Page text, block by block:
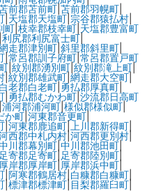
前郡苫前町| 苫前郡羽幌町|
| 天塩郡天塩町| 宗谷郡猿払村|
町| 枝幸郡枝幸町| 天塩郡豊富町
利尻郡利尻富士町|
走郡津別町| 斜里郡斜里町|
| 常呂郡訓子府町| 常呂郡置戸町
| 紋別郡湧別町| 紋別郡滝上町|
| 紋別郡雄武町| 網走郡大空町|
白老郡白老町| 勇払郡厚真町|
| 勇払郡むかわ町| 沙流郡日高町
浦河郡浦河町| 様似郡様似町|
か町| 河東郡音更町|
| 河東郡鹿追町| 上川郡新得町|
西郡中札内村|河西郡更別村|
川郡幕別町| 中川郡池田町|
足寄郡足寄町| 足寄郡陸別町|
厚岸郡厚岸町|厚岸郡浜中町|
| 阿寒郡鶴居村| 白糠郡白糠町|
|標津郡標津町| 目梨郡羅臼町|